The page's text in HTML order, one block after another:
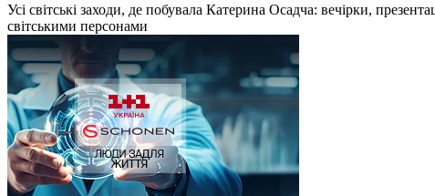
Усі світські заходи, де побувала Катерина Осадча: вечірки,
світськими персонами